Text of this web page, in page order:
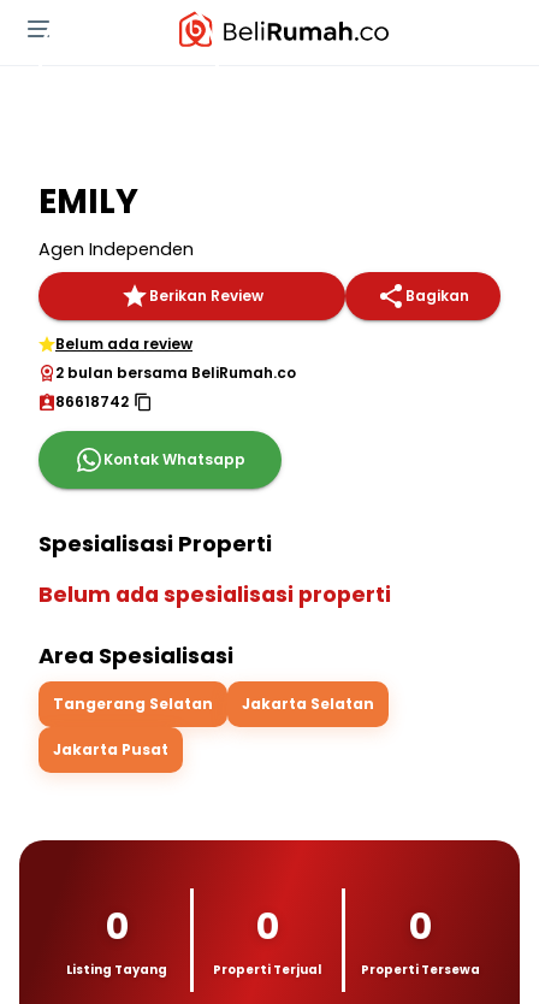
EMILY
Agen Independen
Berikan Review Bagikan
Belum ada review
2 bulan bersama BeliRumah.co
86618742
Kontak Whatsapp
Spesialisasi Properti
Belum ada spesialisasi properti
Area Spesialisasi
Tangerang Selatan Jakarta Selatan
Jakarta Pusat
0
Listing Tayang
0
Properti Terjual
0
Properti Tersewa